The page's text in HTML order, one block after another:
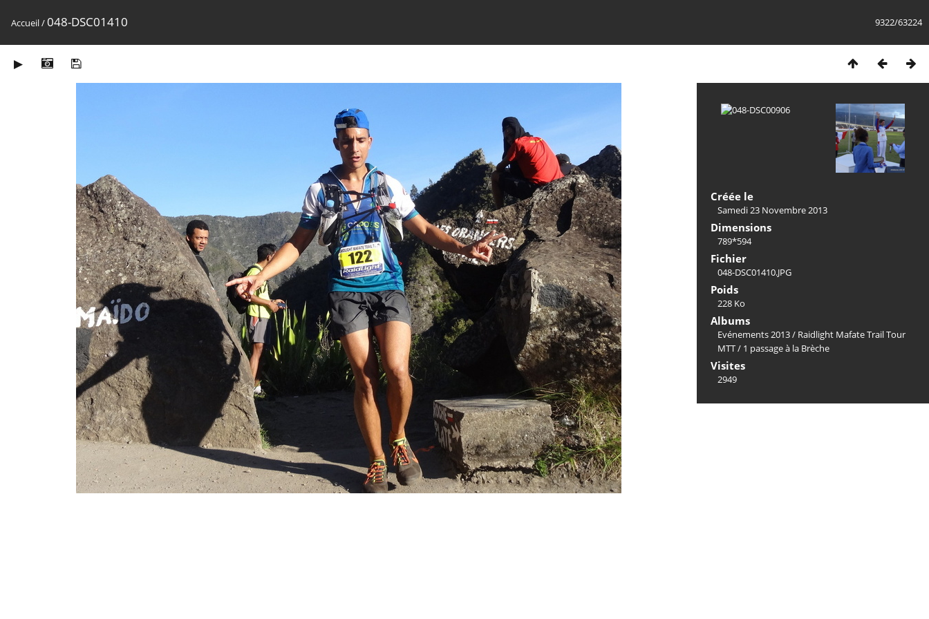
9322/63224
Accueil/048-DSC01410
Créée le
Samedi 23 Novembre 2013
Dimensions
789*594
Fichier
048-DSC01410.JPG
Poids
228 Ko
Albums
Evénements 2013/ Raidlight Mafate Trail Tour
MTT/ 1 passage à la Brèche
Visites
2949